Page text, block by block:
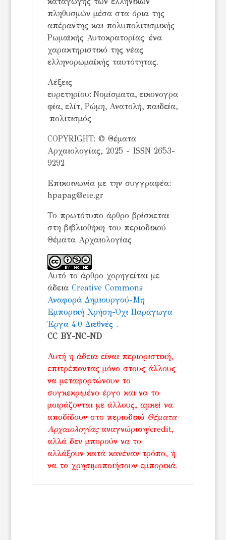
πληθυσμών μέσα στα όρια της
απέραντης και πολυπολιτισμικής
Ρωμαϊκής Αυτοκρατορίας· ένα
χαρακτηριστικό της νέας
ελληνορωμαϊκής ταυτότητας.
Λέξεις
ευρετηρίου: Νομίσματα, εικονογρα
φία, ελίτ, Ρώμη, Ανατολή, παιδεία,
πολιτισμός
COPYRIGHT: © Θέματα
Αρχαιολογίας, 2025 - ISSN 2653-
9292
Επικοινωνία με την συγγραφέα:
hpapag@eie.gr
Το πρωτότυπο άρθρο βρίσκεται
στη βιβλιοθήκη του περιοδικού
Θέματα Αρχαιολογίας
Αυτό το άρθρο χορηγείται με
άδεια Creative Commons
Αναφορά Δημιουργού-Μη
Εμπορική Χρήση-Όχι Παράγωγα
Έργα 4.0 Διεθνές .
CC BY-NC-ND
Αυτή η άδεια είναι περιοριστική,
επιτρέποντας μόνο στους άλλους
να μεταφορτώνουν το
συγκεκριμένο έργο και να το
μοιράζονται με άλλους, αρκεί να
αποδίδουν στο περιοδικό Θέματα
Αρχαιολογίαςαναγνώριση/credit,
αλλά δεν μπορούν να το
αλλάξουν κατά κανέναν τρόπο, ή
να το χρησιμοποιήσουν εμπορικά.